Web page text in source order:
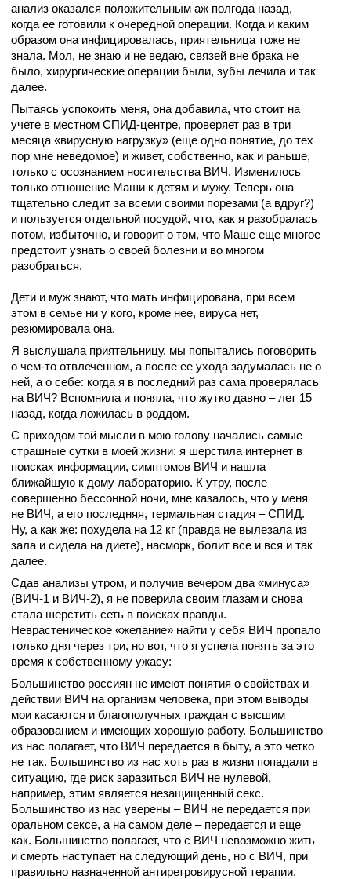
анализ оказался положительным аж полгода назад,
когда ее готовили к очередной операции. Когда и каким
образом она инфицировалась, приятельница тоже не
знала. Мол, не знаю и не ведаю, связей вне брака не
было, хирургические операции были, зубы лечила и так
далее.
Пытаясь успокоить меня, она добавила, что стоит на
учете в местном СПИД-центре, проверяет раз в три
месяца «вирусную нагрузку» (еще одно понятие, до тех
пор мне неведомое) и живет, собственно, как и раньше,
только с осознанием носительства ВИЧ. Изменилось
только отношение Маши к детям и мужу. Теперь она
тщательно следит за всеми своими порезами (а вдруг?)
и пользуется отдельной посудой, что, как я разобралась
потом, избыточно, и говорит о том, что Маше еще многое
предстоит узнать о своей болезни и во многом
разобраться.
Дети и муж знают, что мать инфицирована, при всем
этом в семье ни у кого, кроме нее, вируса нет,
резюмировала она.
Я выслушала приятельницу, мы попытались поговорить
о чем-то отвлеченном, а после ее ухода задумалась не о
ней, а о себе: когда я в последний раз сама проверялась
на ВИЧ? Вспомнила и поняла, что жутко давно – лет 15
назад, когда ложилась в роддом.
С приходом той мысли в мою голову начались самые
страшные сутки в моей жизни: я шерстила интернет в
поисках информации, симптомов ВИЧ и нашла
ближайшую к дому лабораторию. К утру, после
совершенно бессонной ночи, мне казалось, что у меня
не ВИЧ, а его последняя, термальная стадия – СПИД.
Ну, а как же: похудела на 12 кг (правда не вылезала из
зала и сидела на диете), насморк, болит все и вся и так
далее.
Сдав анализы утром, и получив вечером два «минуса»
(ВИЧ-1 и ВИЧ-2), я не поверила своим глазам и снова
стала шерстить сеть в поисках правды.
Неврастеническое «желание» найти у себя ВИЧ пропало
только дня через три, но вот, что я успела понять за это
время к собственному ужасу:
Большинство россиян не имеют понятия о свойствах и
действии ВИЧ на организм человека, при этом выводы
мои касаются и благополучных граждан с высшим
образованием и имеющих хорошую работу. Большинство
из нас полагает, что ВИЧ передается в быту, а это четко
не так. Большинство из нас хоть раз в жизни попадали в
ситуацию, где риск заразиться ВИЧ не нулевой,
например, этим является незащищенный секс.
Большинство из нас уверены – ВИЧ не передается при
оральном сексе, а на самом деле – передается и еще
как. Большинство полагает, что с ВИЧ невозможно жить
и смерть наступает на следующий день, но с ВИЧ, при
правильно назначенной антиретровирусной терапии,